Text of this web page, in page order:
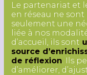
Le partenariat et
en réseau ne sont
seulement une
liée à nos
d’accueil, ils sont
source
de réflexion. Ils
d’améliorer,